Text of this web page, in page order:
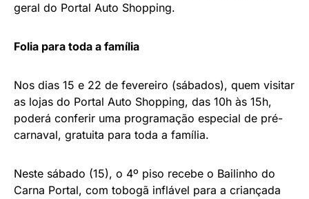
geral do Portal Auto Shopping.
Folia para toda a família
Nos dias 15 e 22 de fevereiro (sábados), quem visitar
as lojas do Portal Auto Shopping, das 10h às 15h,
poderá conferir uma programação especial de pré-
carnaval, gratuita para toda a família.
Neste sábado (15), o 4º piso recebe o Bailinho do
Carna Portal, com tobogã inflável para a criançada